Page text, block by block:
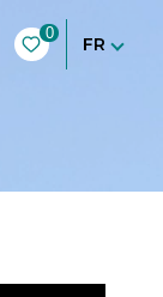
0
FR